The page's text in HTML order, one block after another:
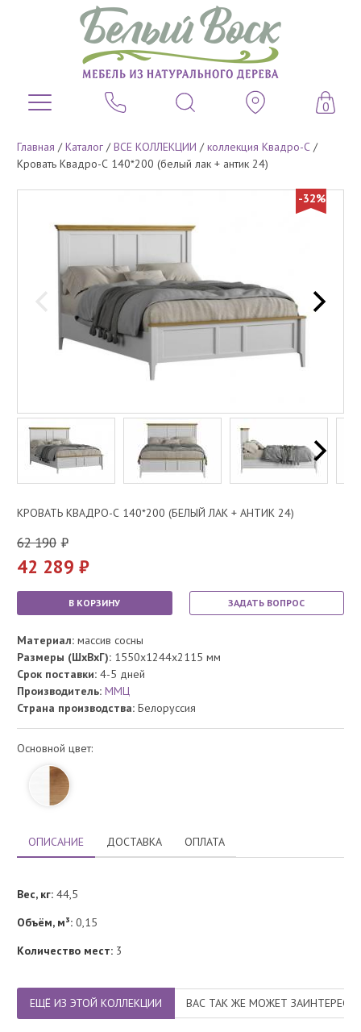
0
Главная /Каталог /ВСЕ КОЛЛЕКЦИИ /коллекция Квадро-С /
Кровать Квадро-С 140*200 (белый лак + антик 24)
-32%
КРОВАТЬ КВАДРО-С 140*200 (БЕЛЫЙ ЛАК + АНТИК 24)
62 190
42 289
В КОРЗИНУ ЗАДАТЬ ВОПРОС
Материал: массив сосны
Размеры (ШхВхГ): 1550x1244x2115 мм
Срок поставки: 4-5 дней
Производитель: ММЦ
Страна производства: Белоруссия
Основной цвет:
ОПИСАНИЕ ДОСТАВКА ОПЛАТА
Вес, кг: 44,5
Объём, м³: 0,15
Количество мест: 3
ЕЩЁ ИЗ ЭТОЙ КОЛЛЕКЦИИ ВАС ТАК ЖЕ МОЖЕТ